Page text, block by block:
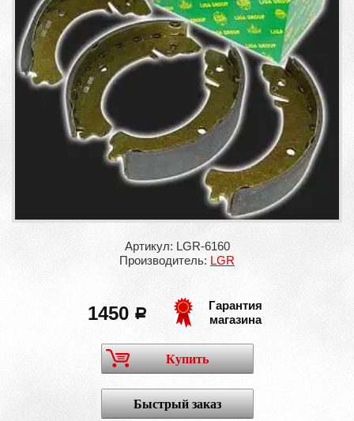
Артикул: LGR-6160
Производитель: LGR
1450 a
Гарантия
магазина
Купить
Быстрый заказ